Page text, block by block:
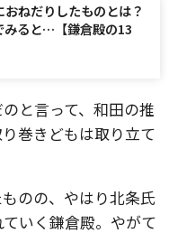
ねだりしたものとは？
みると…【鎌倉殿の13
と言って、和田の推
巻きどもは取り立て
のの、やはり北条氏
いく鎌倉殿。やがて